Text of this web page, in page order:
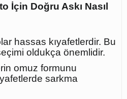
İçin Doğru Askı Nasıl
hassas kıyafetlerdir. Bu
oldukça önemlidir.
omuz formunu
sarkma